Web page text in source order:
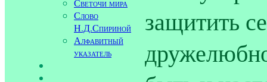
Светочи мира
Слово
Н.Д.Спириной
Алфавитный
указатель
защитить